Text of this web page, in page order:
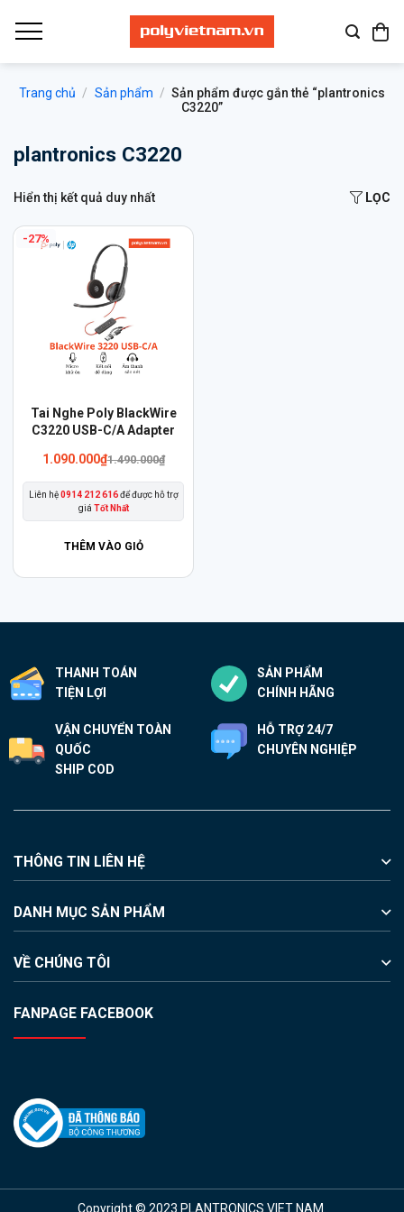
qua
Trang chủ / Sản phẩm / Sản phẩm được gắn thẻ “plantronics
C3220”
plantronics C3220
Hiển thị kết quả duy nhất LỌC
-27%
Tai Nghe Poly BlackWire
C3220 USB-C/A Adapter
1.490.000₫
Giá
1.490.000₫.
1.090.000₫Giá
là:
1.090.000₫.
Liên hệ0914 212 616để được hỗ trợ
giá Tốt Nhất
THÊM VÀO GIỎ
THANH TOÁN
TIỆN LỢI
SẢN PHẨM
CHÍNH HÃNG
VẬN CHUYỂN TOÀN
QUỐC
SHIP COD
HỖ TRỢ 24/7
CHUYÊN NGHIỆP
THÔNG TIN LIÊN HỆ
DANH MỤC SẢN PHẨM
VỀ CHÚNG TÔI
FANPAGE FACEBOOK
Copyright © 2023 PLANTRONICS VIET NAM.